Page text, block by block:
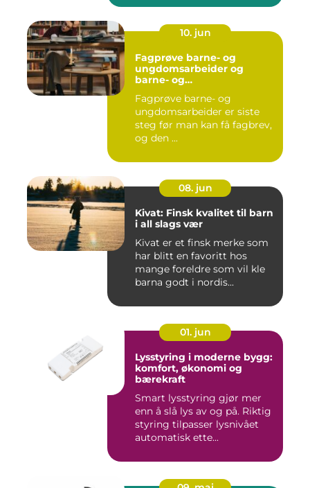
10. jun
Fagprøve barne- og
ungdomsarbeider og
barne- og
– veien til fagbrev
Fagprøve barne- og
ungdomsarbeider er siste
steg før man kan få fagbrev,
og den ...
08. jun
Kivat: Finsk kvalitet til barn
i all slags vær
Kivat er et finsk merke som
har blitt en favoritt hos
mange foreldre som vil kle
barna godt i nordis...
01. jun
Lysstyring i moderne bygg:
komfort, økonomi og
bærekraft
Smart lysstyring gjør mer
enn å slå lys av og på. Riktig
styring tilpasser lysnivået
automatisk ette...